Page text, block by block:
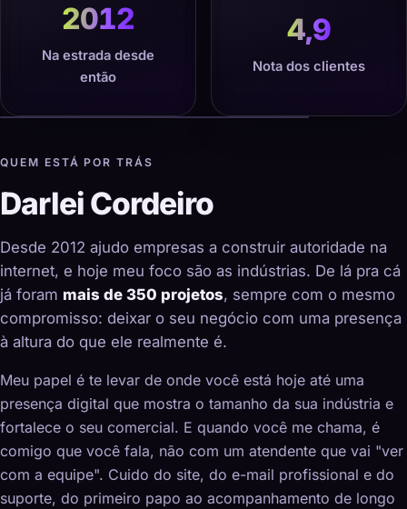
2012
Na estrada desde
então
4,9
Nota dos clientes
QUEM ESTÁ POR TRÁS
Darlei Cordeiro
Desde 2012 ajudo empresas a construir autoridade na
internet, e hoje meu foco são as indústrias. De lá pra cá
já foram mais de 350 projetos, sempre com o mesmo
compromisso: deixar o seu negócio com uma presença
à altura do que ele realmente é.
Meu papel é te levar de onde você está hoje até uma
presença digital que mostra o tamanho da sua indústria e
fortalece o seu comercial. E quando você me chama, é
comigo que você fala, não com um atendente que vai "ver
com a equipe". Cuido do site, do e-mail profissional e do
suporte, do primeiro papo ao acompanhamento de longo